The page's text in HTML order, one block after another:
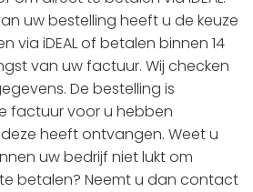
uw bestelling heeft u de keuze
via iDEAL of betalen binnen 14
van uw factuur. Wij checken
De bestelling is
factuur voor u hebben
heeft ontvangen. Weet u
uw bedrijf niet lukt om
betalen? Neemt u dan contact